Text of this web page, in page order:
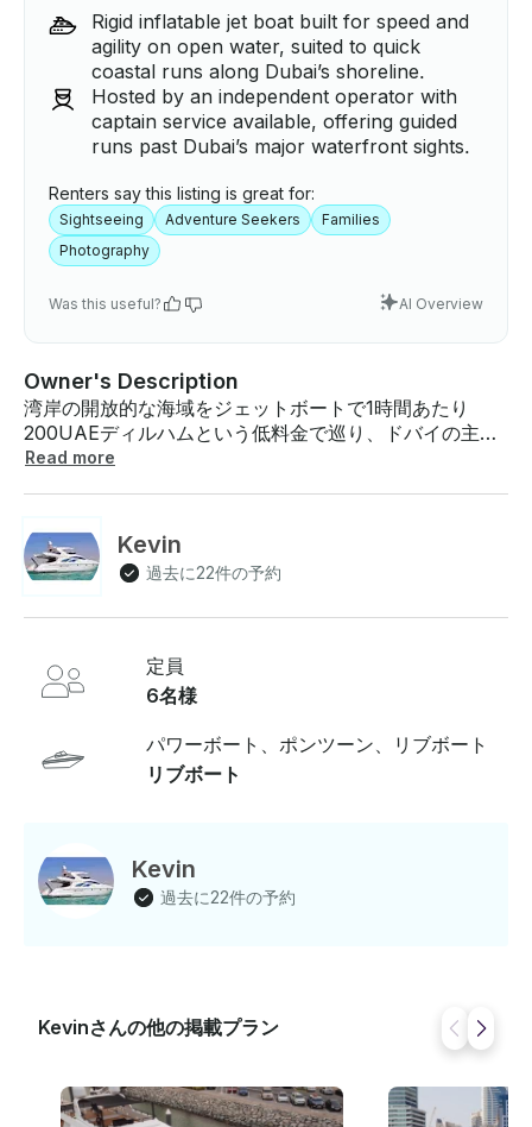
Rigid inflatable jet boat built for speed and
agility on open water, suited to quick
coastal runs along Dubai’s shoreline.
Hosted by an independent operator with
captain service available, offering guided
runs past Dubai’s major waterfront sights.
Renters say this listing is great for:
Sightseeing Adventure Seekers
Families
Photography
Was this useful? AI Overview
Owner's Description
湾岸の開放的な海域をジェットボートで1時間あたり
200UAEディルハムという低料金で巡り、ドバイの主要
なランドマークを高速で巡りましょう。 料金: • 1時間あ
ス、ブルジュ・アル・アラブ、ドバイ・マリーナまでの
90分の観光ツアーを提供しています。波や水しぶきを発
生させるスピンやその他のボートの操縦が含まれます。
ム・ジュメイラ周辺をクルーズし、アトランティス・ホ
テルに向かい、絶好の写真撮影を楽しんだ後、ブルジ
ュ・アル・アラブに向かい、壮大な王宮を通り過ぎてド
バイ・マリーナに戻ります。これらすべてが90分間のス
リル満点のツアーに詰め込まれています。熱帯の暑さで
船長が指摘するランドマークに注目してください。この
エキサイティングなスプラッシュボート・アドベンチャ
ーを楽しみ、濡れる準備をしておきましょう 。ドレスコ
フォームを通じて回答できます。「予約をリクエスト」
をクリックして、カスタムオファーのお問い合わせを送
信してください 。
Read more
Kevin
過去に22件の予約
定員
6名様
パワーボート、ポンツーン、リブボート
リブボート
Kevin
過去に22件の予約
Kevinさんの他の掲載プラン